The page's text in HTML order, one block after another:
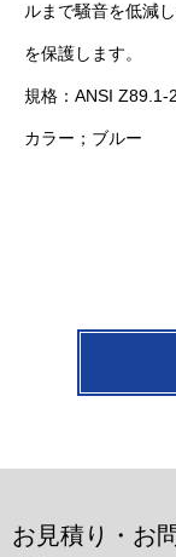
ルまで騒音を低減
を保護します。
規格：ANSI Z89.1-
カラー；ブルー
お見積り・お